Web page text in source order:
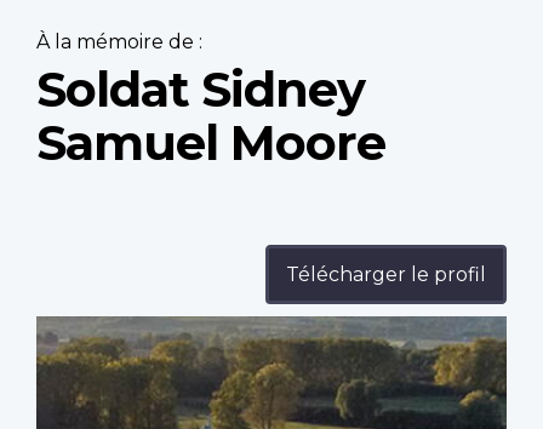
À la mémoire de :
Soldat Sidney
Samuel Moore
Télécharger le profil
Profile
image